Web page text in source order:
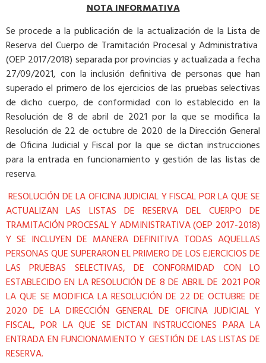
NOTA INFORMATIVA
Se procede a la publicación de la actualización de la Lista de
Reserva del Cuerpo de Tramitación Procesal y Administrativa
(OEP 2017/2018) separada por provincias y actualizada a fecha
27/09/2021, con la inclusión definitiva de personas que han
superado el primero de los ejercicios de las pruebas selectivas
de dicho cuerpo, de conformidad con lo establecido en la
Resolución de 8 de abril de 2021 por la que se modifica la
Resolución de 22 de octubre de 2020 de la Dirección General
de Oficina Judicial y Fiscal por la que se dictan instrucciones
para la entrada en funcionamiento y gestión de las listas de
reserva.
RESOLUCIÓN DE LA OFICINA JUDICIAL Y FISCAL POR LA QUE SE
ACTUALIZAN LAS LISTAS DE RESERVA DEL CUERPO DE
TRAMITACIÓN PROCESAL Y ADMINISTRATIVA (OEP 2017-2018)
Y SE INCLUYEN DE MANERA DEFINITIVA TODAS AQUELLAS
PERSONAS QUE SUPERARON EL PRIMERO DE LOS EJERCICIOS DE
LAS PRUEBAS SELECTIVAS, DE CONFORMIDAD CON LO
ESTABLECIDO EN LA RESOLUCIÓN DE 8 DE ABRIL DE 2021 POR
LA QUE SE MODIFICA LA RESOLUCIÓN DE 22 DE OCTUBRE DE
2020 DE LA DIRECCIÓN GENERAL DE OFICINA JUDICIAL Y
FISCAL, POR LA QUE SE DICTAN INSTRUCCIONES PARA LA
ENTRADA EN FUNCIONAMIENTO Y GESTIÓN DE LAS LISTAS DE
RESERVA.